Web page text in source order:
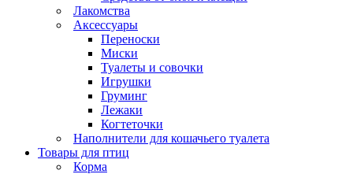
Лакомства
Аксессуары
Переноски
Миски
Туалеты и совочки
Игрушки
Груминг
Лежаки
Когтеточки
Наполнители для кошачьего туалета
Товары для птиц
Корма